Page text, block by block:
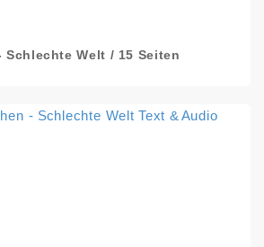
Schlechte Welt / 15 Seiten